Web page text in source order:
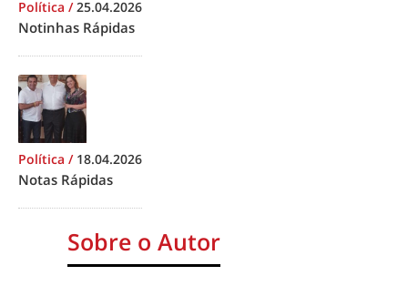
Política /25.04.2026
Notinhas Rápidas
Política / 18.04.2026
Notas Rápidas
Sobre o Autor